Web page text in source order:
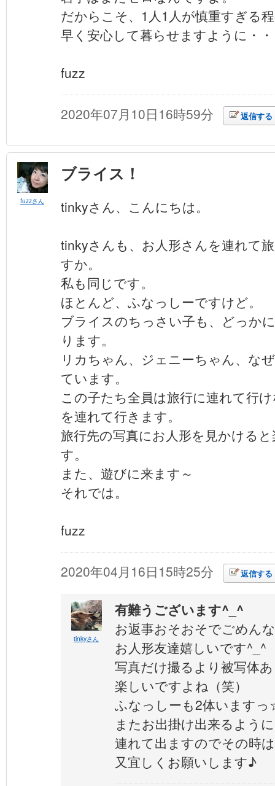
だからこそ、1人1人が慎重すぎる
早く安心して暮らせますように・
fuzz
2020年07月10日16時59分 返信する
fuzzさん
ブライス！
tinkyさん、こんにちは。
tinkyさんも、お人形さんを連れて
すか。
私も同じです。
ほとんど、ふなっしーですけど。
ブライスのちっさい子も、どっか
ります。
リカちゃん、ジェニーちゃん、な
ています。
この子たち全員は旅行に連れて行
を連れて行きます。
旅行先の写真にお人形を見かける
す。
また、遊びに来ます～
それでは。
fuzz
2020年04月16日15時25分 返信する
tinkyさん
有難うございます^_^
お返事おそおそでごめん
お人形友達嬉しいです^_^
写真だけ撮るより被写体
楽しいですよね（笑）
ふなっしーも2体います
またお出掛け出来るよう
連れて出ますのでその時は
又宜しくお願いします♪